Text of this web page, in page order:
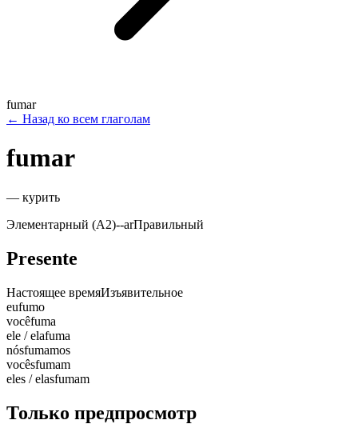
fumar
← Назад ко всем глаголам
fumar
— курить
Элементарный (A2)--arПравильный
Presente
Настоящее времяИзъявительное
eufumo
vocêfuma
ele / elafuma
nósfumamos
vocêsfumam
eles / elasfumam
Только предпросмотр